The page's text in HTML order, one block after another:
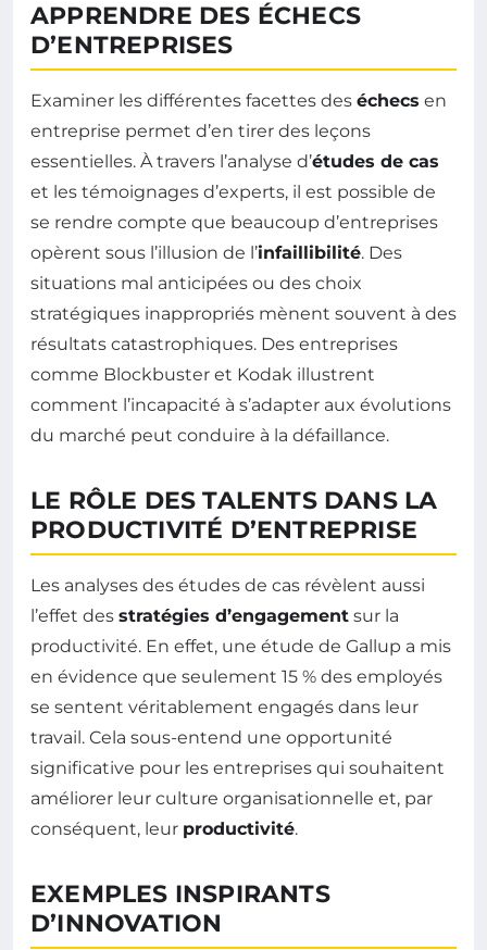
APPRENDRE DES ÉCHECS
D’ENTREPRISES
Examiner les différentes facettes des échecs en
entreprise permet d’en tirer des leçons
essentielles. À travers l’analyse d’études de cas
et les témoignages d’experts, il est possible de
se rendre compte que beaucoup d’entreprises
opèrent sous l’illusion de l’infaillibilité. Des
situations mal anticipées ou des choix
stratégiques inappropriés mènent souvent à des
résultats catastrophiques. Des entreprises
comme Blockbuster et Kodak illustrent
comment l’incapacité à s’adapter aux évolutions
du marché peut conduire à la défaillance.
LE RÔLE DES TALENTS DANS LA
PRODUCTIVITÉ D’ENTREPRISE
Les analyses des études de cas révèlent aussi
l’effet des stratégies d’engagement sur la
productivité. En effet, une étude de Gallup a mis
en évidence que seulement 15 % des employés
se sentent véritablement engagés dans leur
travail. Cela sous-entend une opportunité
significative pour les entreprises qui souhaitent
améliorer leur culture organisationnelle et, par
conséquent, leur productivité.
EXEMPLES INSPIRANTS
D’INNOVATION